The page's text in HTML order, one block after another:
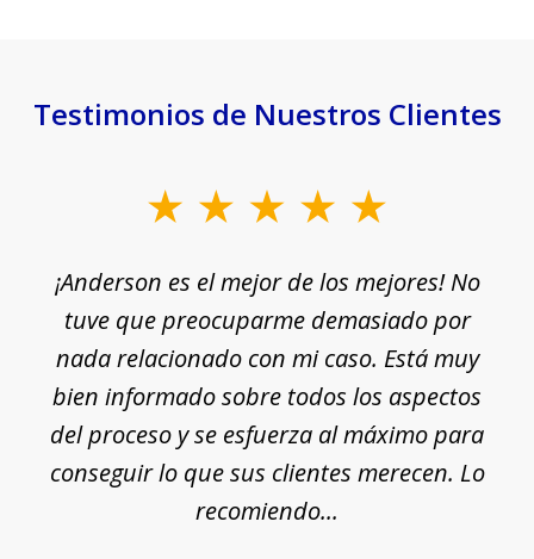
Testimonios de Nuestros Clientes
¡Anderson es el mejor de los mejores! No
tuve que preocuparme demasiado por
nada relacionado con mi caso. Está muy
bien informado sobre todos los aspectos
del proceso y se esfuerza al máximo para
conseguir lo que sus clientes merecen. Lo
recomiendo...